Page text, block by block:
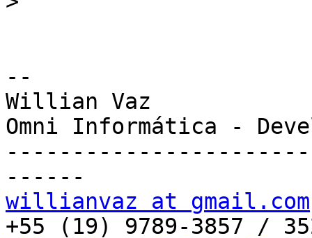
--
Willian Vaz
Omni Informática -
willianvaz at gmail.com